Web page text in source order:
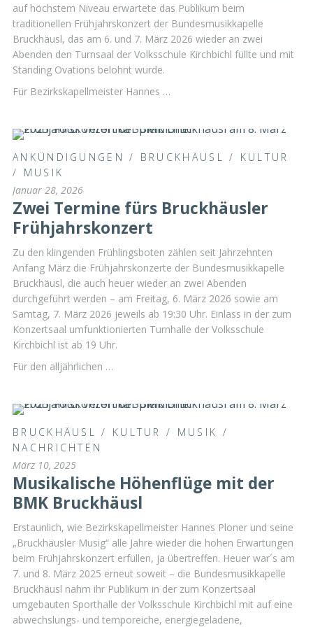
auf höchstem Niveau erwartete das Publikum beim
traditionellen Frühjahrskonzert der Bundesmusikkapelle
Bruckhäusl, das am 6. und 7. März 2026 wieder an zwei
Abenden den Turnsaal der Volksschule Kirchbichl füllte und mit
Standing Ovations belohnt wurde.
Für Bezirkskapellmeister Hannes …
ANKÜNDIGUNGEN / BRUCKHÄUSL / KULTUR
/ MUSIK
Januar 28, 2026
Zwei Termine fürs Bruckhäusler
Frühjahrskonzert
Zu den klingenden Frühlingsboten zählen seit Jahrzehnten
Anfang März die Frühjahrskonzerte der Bundesmusikkapelle
Bruckhäusl, die auch heuer wieder an zwei Abenden
durchgeführt werden – am Freitag, 6. März 2026 sowie am
Samtag, 7. März 2026 jeweils ab 19:30 Uhr. Einlass in der zum
Konzertsaal umfunktionierten Turnhalle der Volksschule
Kirchbichl ist ab 19 Uhr.
Für den alljährlichen …
BRUCKHÄUSL / KULTUR / MUSIK /
NACHRICHTEN
März 10, 2025
Musikalische Höhenflüge mit der
BMK Bruckhäusl
Erstaunlich, wie Bezirkskapellmeister Hannes Ploner und seine
„Bruckhäusler Musig“ alle Jahre wieder die hohen Erwartungen
beim Frühjahrskonzert erfüllen, ja übertreffen. Heuer war´s am
7. und 8. März 2025 erneut soweit – die Bundesmusikkapelle
Bruckhäusl nahm ihr Publikum in der zum Konzertsaal
umgebauten Sporthalle der Volksschule Kirchbichl mit auf eine
abwechslungs- und temporeiche, energiegeladene,